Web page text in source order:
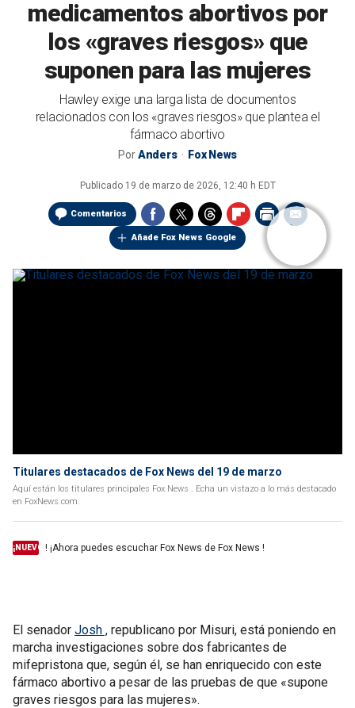
medicamentos abortivos por
los «graves riesgos» que
suponen para las mujeres
Hawley exige una larga lista de documentos
relacionados con los «graves riesgos» que plantea el
fármaco abortivo
PorAnders Fox News
Publicado 19 de marzo de 2026, 12:40 h EDT
Comentarios
Añade Fox News Google
Titulares destacados de Fox News del 19 de marzo
Aquí están los titulares principales Fox News . Echa un vistazo a lo más destacado
en FoxNews.com.
¡NUEVO ! ¡Ahora puedes escuchar Fox News de Fox News !
El senador Josh , republicano por Misuri, está poniendo en
marcha investigaciones sobre dos fabricantes de
mifepristona que, según él, se han enriquecido con este
fármaco abortivo a pesar de las pruebas de que «supone
graves riesgos para las mujeres».